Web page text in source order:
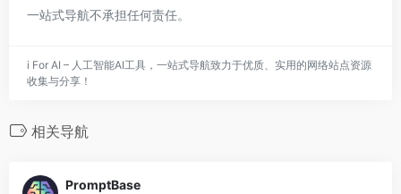
一站式导航不承担任何责任。
i For AI – 人工智能AI工具，一站式导航致力于优质、实用的网络站点资源
收集与分享！
相关导航
PromptBase